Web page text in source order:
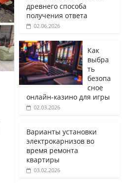
древнего способа
получения ответа
02.06.2026
Как
выбра
ть
безопа
сное
онлайн-казино для игры
02.03.2026
Варианты установки
электрокарнизов во
время ремонта
квартиры
03.02.2026